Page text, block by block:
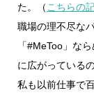
た。（ こちらの
職場の理不尽な
「#MeToo」な
に広がっている
私も以前仕事で